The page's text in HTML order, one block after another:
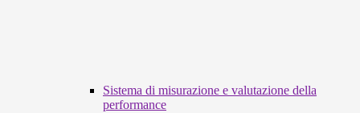
Sistema di misurazione e valutazione della
performance